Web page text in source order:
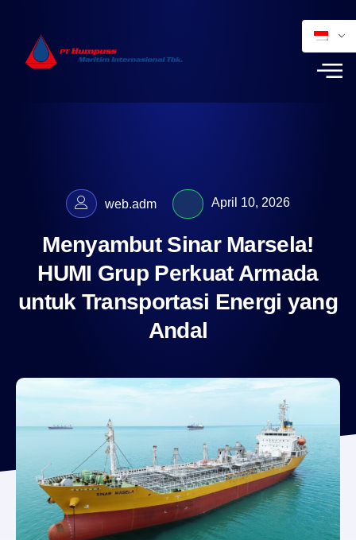
web.adm April 10, 2026
Menyambut Sinar Marsela!
HUMI Grup Perkuat Armada
untuk Transportasi Energi yang
Andal